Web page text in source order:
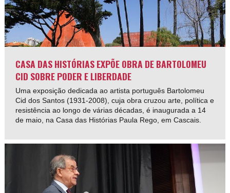
CASA DAS HISTÓRIAS EXPÕE OBRA DE BARTOLOMEU
CID SOBRE PODER E LIBERDADE
Uma exposição dedicada ao artista português Bartolomeu
Cid dos Santos (1931-2008), cuja obra cruzou arte, política e
resistência ao longo de várias décadas, é inaugurada a 14
de maio, na Casa das Histórias Paula Rego, em Cascais.